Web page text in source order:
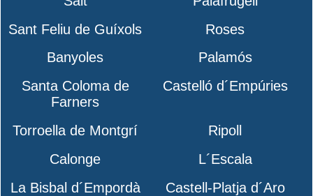
Sant Feliu de Guíxols
Roses
Banyoles
Palamós
Santa Coloma de
Farners
Castelló d´Empúries
Torroella de Montgrí
Ripoll
Calonge
L´Escala
La Bisbal d´Empordà
Castell-Platja d´Aro